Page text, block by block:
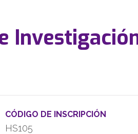
CÓDIGO DE INSCRIPCIÓN
HS105